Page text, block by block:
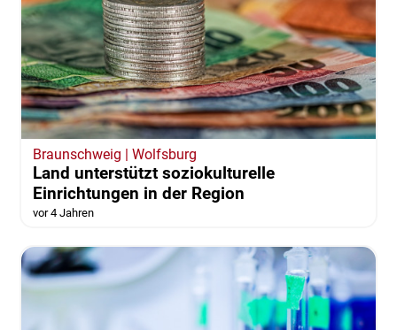
Braunschweig | Wolfsburg
Land unterstützt soziokulturelle
Einrichtungen in der Region
vor 4 Jahren